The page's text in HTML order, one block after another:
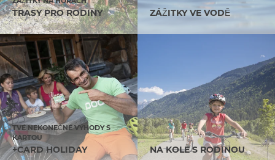
TRASY PRO RODINY ZÁŽITKY VE VODĚ
TVÉ NEKONEČNÉ VÝHODY S
KARTOU
+CARD HOLIDAY NA KOLE S RODINOU